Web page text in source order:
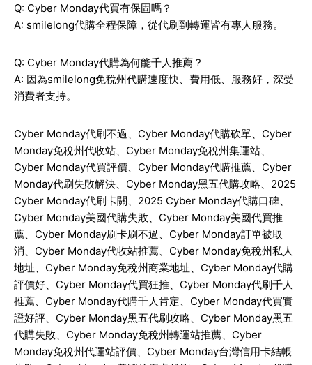
Q: Cyber Monday代買有保固嗎？
A: smilelong代購全程保障，從代刷到轉運皆有專人服務。
Q: Cyber Monday代購為何能千人推薦？
A: 因為smilelong免稅州代購速度快、費用低、服務好，深受
消費者支持。
Cyber Monday代刷不過、 Cyber Monday代購砍單、 Cyber
Monday免稅州代收站、 Cyber Monday免稅州集運站、
Cyber Monday代買評價、 Cyber Monday代購推薦、 Cyber
Monday代刷失敗解決、 Cyber Monday黑五代購攻略、 2025
Cyber Monday代刷卡關、 2025 Cyber Monday代購口碑、
Cyber Monday美國代購失敗、 Cyber Monday美國代買推
薦、 Cyber Monday刷卡刷不過、 Cyber Monday訂單被取
消、 Cyber Monday代收站推薦、 Cyber Monday免稅州私人
地址、 Cyber Monday免稅州商業地址、 Cyber Monday代購
評價好、 Cyber Monday代買狂推、 Cyber Monday代刷千人
推薦、 Cyber Monday代購千人肯定、 Cyber Monday代買實
證好評、 Cyber Monday黑五代刷攻略、 Cyber Monday黑五
代購失敗、 Cyber Monday免稅州轉運站推薦、 Cyber
Monday免稅州代運站評價、 Cyber Monday台灣信用卡結帳